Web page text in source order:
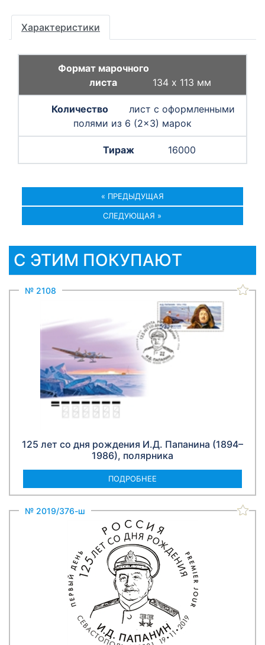
Характеристики
134 х 113 мм
лист с оформленными
полями из 6 (2×3) марок
16000
« ПРЕДЫДУЩАЯ
СЛЕДУЮЩАЯ »
С ЭТИМ ПОКУПАЮТ
№ 2108
125 лет со дня рождения И.Д. Папанина (1894–
1986), полярника
ПОДРОБНЕЕ
№ 2019/376-ш